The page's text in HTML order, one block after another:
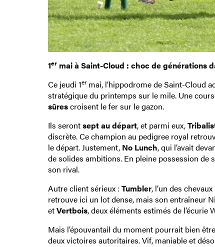
1ermai à Saint-Cloud : choc de générations
Ce jeudi 1ermai, l’hippodrome de Saint-Cloud
stratégique du printemps sur le mile. Une
sûrescroisent le fer sur le gazon.
Ils serontsept au départ, et parmi eux,
discrète. Ce champion au pedigree royal
le départ. Justement, No Lunch, qui l’avait
de solides ambitions. En pleine possession de
son rival.
Autre client sérieux : Tumbler, l’un des
retrouve ici un lot dense, mais son entraîneur
etVertbois, deux éléments estimés de
Mais l’épouvantail du moment pourrait bien être
deux victoires autoritaires. Vif, maniable et